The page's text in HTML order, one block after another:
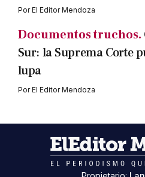
PorEl Editor Mendoza
Documentos truchos.
Sur: la Suprema Corte
lupa
PorEl Editor Mendoza